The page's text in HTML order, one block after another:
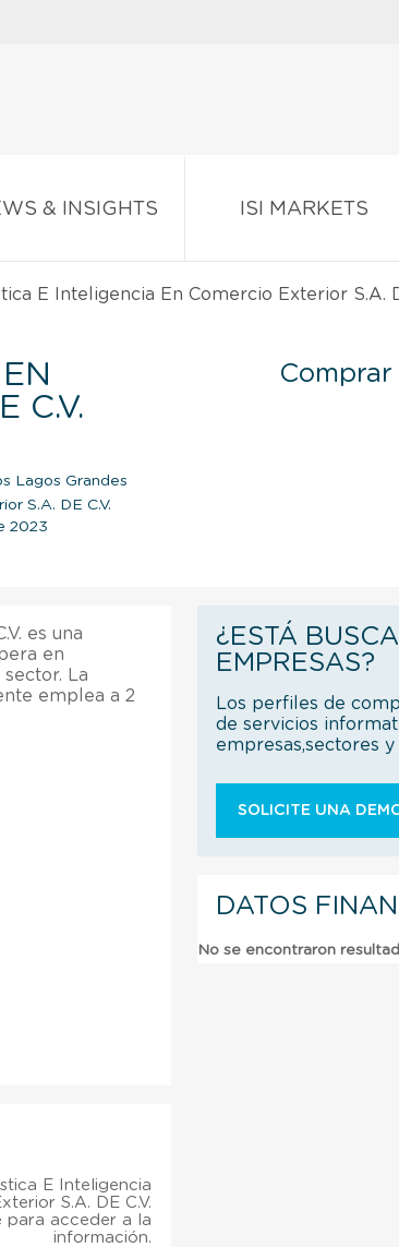
& INSIGHTS ISI MARKETS
E Inteligencia En Comercio Exterior S.A.
C.V.
Lagos Grandes
S.A. DE C.V.
2023
es una
en
La
emplea a 2
E Inteligencia
S.A. DE C.V.
para acceder a la
información.
¿ESTÁ
EMPRESAS?
Los perfiles de
de servicios
empresas,sectores
SOLICITE UNA
DATOS
No se encontraron